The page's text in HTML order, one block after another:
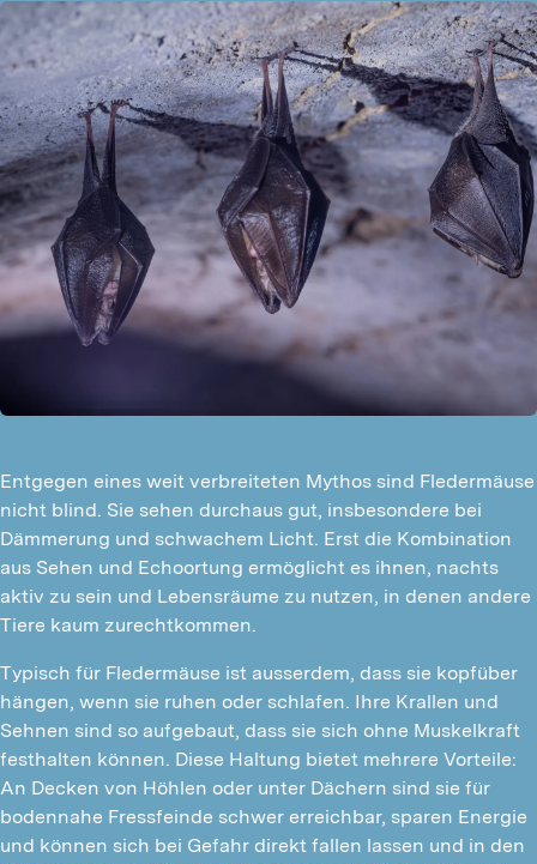
Entgegen eines weit verbreiteten Mythos sind Fledermäuse
nicht blind. Sie sehen durchaus gut, insbesondere bei
Dämmerung und schwachem Licht. Erst die Kombination
aus Sehen und Echoortung ermöglicht es ihnen, nachts
aktiv zu sein und Lebensräume zu nutzen, in denen andere
Tiere kaum zurechtkommen.
Typisch für Fledermäuse ist ausserdem, dass sie kopfüber
hängen, wenn sie ruhen oder schlafen. Ihre Krallen und
Sehnen sind so aufgebaut, dass sie sich ohne Muskelkraft
festhalten können. Diese Haltung bietet mehrere Vorteile:
An Decken von Höhlen oder unter Dächern sind sie für
bodennahe Fressfeinde schwer erreichbar, sparen Energie
und können sich bei Gefahr direkt fallen lassen und in den